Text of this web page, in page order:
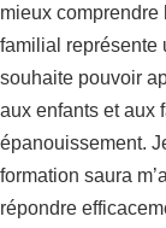
mieux comprendre
familial représente
souhaite pouvoir
aux enfants et aux
épanouissement.
formation saura
répondre